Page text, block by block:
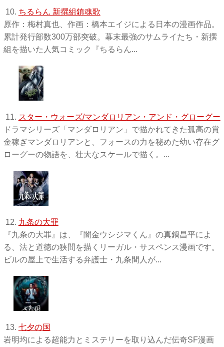
10. ちるらん 新撰組鎮魂歌
原作：梅村真也、作画：橋本エイジによる日本の漫画作品。
累計発行部数300万部突破。幕末最強のサムライたち・新撰
組を描いた人気コミック『ちるらん...
11. スター・ウォーズ/マンダロリアン・アンド・グローグー
ドラマシリーズ「マンダロリアン」で描かれてきた孤高の賞
金稼ぎマンダロリアンと、フォースの力を秘めた幼い存在グ
ローグーの物語を、壮大なスケールで描く。...
12. 九条の大罪
『九条の大罪』は、『闇金ウシジマくん』の真鍋昌平によ
る、法と道徳の狭間を描くリーガル・サスペンス漫画です。
ビルの屋上で生活する弁護士・九条間人が...
13. 七夕の国
岩明均による超能力とミステリーを取り込んだ伝奇SF漫画